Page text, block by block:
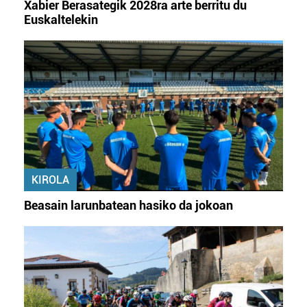
Xabier Berasategik 2028ra arte berritu du
Euskaltelekin
KIROLA
Beasain larunbatean hasiko da jokoan